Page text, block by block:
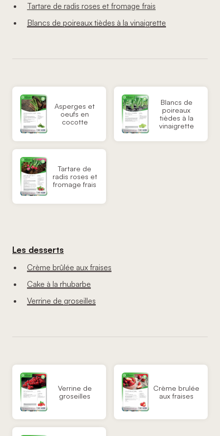
Tartare de radis roses et fromage frais
Blancs de poireaux tièdes à la vinaigrette
Asperges et
oeufs en
cocotte
Blancs de
poireaux
tièdes à la
vinaigrette
Tartare de
radis roses et
fromage frais
Les desserts
Crème brûlée aux fraises
Cake à la rhubarbe
Verrine de groseilles
Verrine de
groseilles
Crème brulée
aux fraises